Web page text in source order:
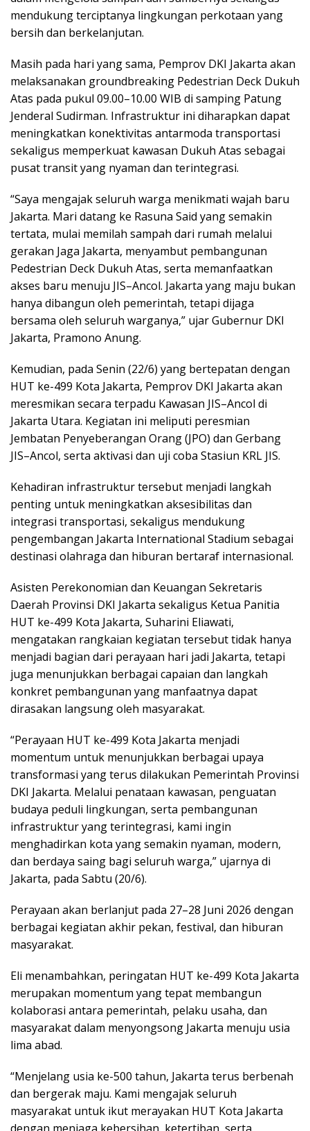
mendukung terciptanya lingkungan perkotaan yang
bersih dan berkelanjutan.
Masih pada hari yang sama, Pemprov DKI Jakarta akan
melaksanakan groundbreaking Pedestrian Deck Dukuh
Atas pada pukul 09.00–10.00 WIB di samping Patung
Jenderal Sudirman. Infrastruktur ini diharapkan dapat
meningkatkan konektivitas antarmoda transportasi
sekaligus memperkuat kawasan Dukuh Atas sebagai
pusat transit yang nyaman dan terintegrasi.
“Saya mengajak seluruh warga menikmati wajah baru
Jakarta. Mari datang ke Rasuna Said yang semakin
tertata, mulai memilah sampah dari rumah melalui
gerakan Jaga Jakarta, menyambut pembangunan
Pedestrian Deck Dukuh Atas, serta memanfaatkan
akses baru menuju JIS–Ancol. Jakarta yang maju bukan
hanya dibangun oleh pemerintah, tetapi dijaga
bersama oleh seluruh warganya,” ujar Gubernur DKI
Jakarta, Pramono Anung.
Kemudian, pada Senin (22/6) yang bertepatan dengan
HUT ke-499 Kota Jakarta, Pemprov DKI Jakarta akan
meresmikan secara terpadu Kawasan JIS–Ancol di
Jakarta Utara. Kegiatan ini meliputi peresmian
Jembatan Penyeberangan Orang (JPO) dan Gerbang
JIS–Ancol, serta aktivasi dan uji coba Stasiun KRL JIS.
Kehadiran infrastruktur tersebut menjadi langkah
penting untuk meningkatkan aksesibilitas dan
integrasi transportasi, sekaligus mendukung
pengembangan Jakarta International Stadium sebagai
destinasi olahraga dan hiburan bertaraf internasional.
Asisten Perekonomian dan Keuangan Sekretaris
Daerah Provinsi DKI Jakarta sekaligus Ketua Panitia
HUT ke-499 Kota Jakarta, Suharini Eliawati,
mengatakan rangkaian kegiatan tersebut tidak hanya
menjadi bagian dari perayaan hari jadi Jakarta, tetapi
juga menunjukkan berbagai capaian dan langkah
konkret pembangunan yang manfaatnya dapat
dirasakan langsung oleh masyarakat.
“Perayaan HUT ke-499 Kota Jakarta menjadi
momentum untuk menunjukkan berbagai upaya
transformasi yang terus dilakukan Pemerintah Provinsi
DKI Jakarta. Melalui penataan kawasan, penguatan
budaya peduli lingkungan, serta pembangunan
infrastruktur yang terintegrasi, kami ingin
menghadirkan kota yang semakin nyaman, modern,
dan berdaya saing bagi seluruh warga,” ujarnya di
Jakarta, pada Sabtu (20/6).
Perayaan akan berlanjut pada 27–28 Juni 2026 dengan
berbagai kegiatan akhir pekan, festival, dan hiburan
masyarakat.
Eli menambahkan, peringatan HUT ke-499 Kota Jakarta
merupakan momentum yang tepat membangun
kolaborasi antara pemerintah, pelaku usaha, dan
masyarakat dalam menyongsong Jakarta menuju usia
lima abad.
“Menjelang usia ke-500 tahun, Jakarta terus berbenah
dan bergerak maju. Kami mengajak seluruh
masyarakat untuk ikut merayakan HUT Kota Jakarta